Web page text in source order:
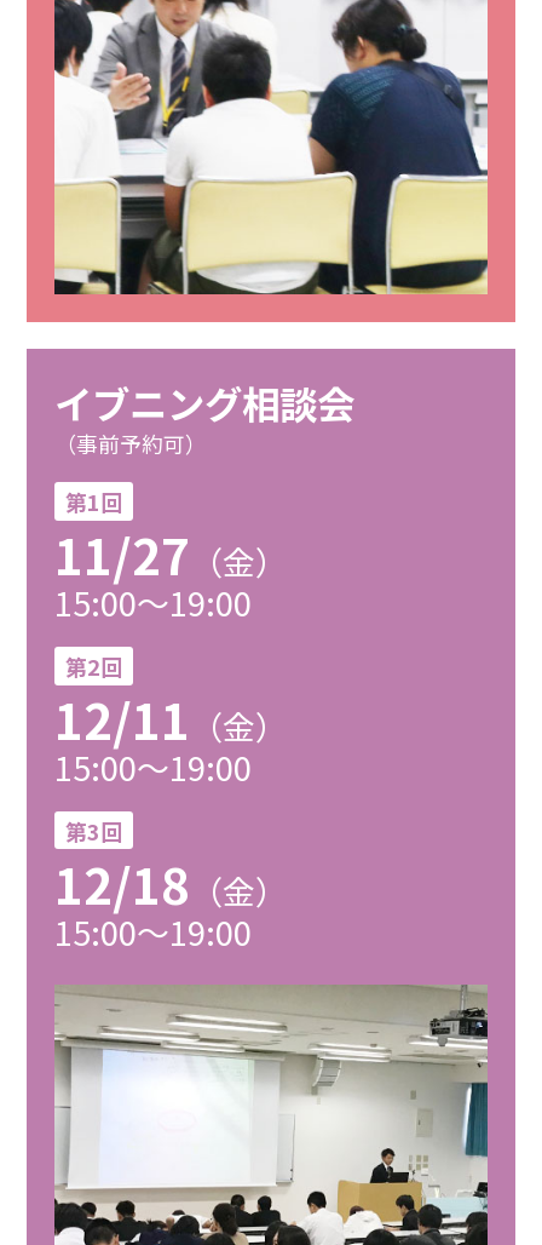
イブニング相談会
（事前予約可）
第1回
11/27 （金）
15:00～19:00
第2回
12/11 （金）
15:00～19:00
第3回
12/18 （金）
15:00～19:00